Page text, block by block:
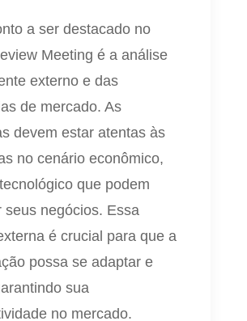
a ser destacado no
Meeting é a análise
externo e das
de mercado. As
devem estar atentas às
no cenário econômico,
que podem
seus negócios. Essa
é crucial para que a
possa se adaptar e
sua
no mercado.